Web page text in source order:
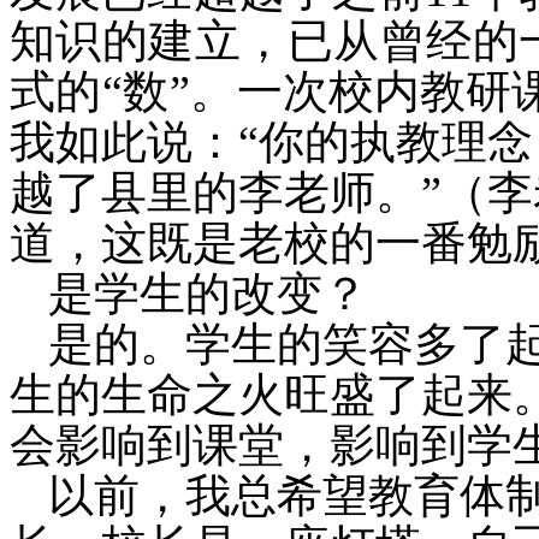
知识的建立，已从曾经的
式的“数”。 一次校内教研
我如此说：“你的执教理
越了县里的李老师。”（李
道，这既是老校的一番勉
是学生的改变？
是的。学生的笑容多了
生的生命之火旺盛了起来
会影响到课堂，影响到学
以前，我总希望教育体